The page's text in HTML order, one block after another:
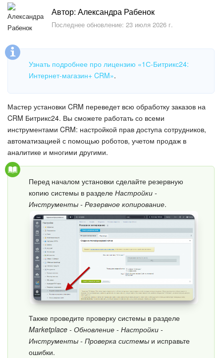
Тарифы и оплата
AI в Битрикс24
Лента Новостей
Задачи
Мессенджер
Календарь
Диск
База знаний
Сайты
Интернет-магазин
Складской учет
Автор: Александра Рабенок
Последнее обновление: 23 июля 2026 г.
Узнать подробнее про лицензию «1С-Битрикс24:
Интернет-магазин+ CRM».
Мастер установки CRM переведет всю обработку заказов на
CRM Битрикс24. Вы сможете работать со всеми
инструментами CRM: настройкой прав доступа сотрудников,
автоматизацией с помощью роботов, учетом продаж в
аналитике и многими другими.
Перед началом установки сделайте резервную
копию системы в разделе Настройки -
Инструменты - Резервное копирование.
Также проведите проверку системы в разделе
Marketplace - Обновление - Настройки -
Инструменты - Проверка системы и исправьте
ошибки.